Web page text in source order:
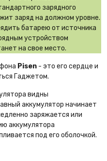
зарядного
заряд на должном уровне.
батарею от источника
устройством
на свое место.
Pisen - это его сердце и
Гаджетом.
видны
аккумулятор начинает
заряжается или
аккумулятора
под его оболочкой.